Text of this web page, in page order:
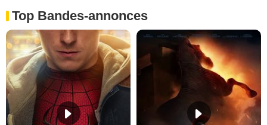
Top Bandes-annonces